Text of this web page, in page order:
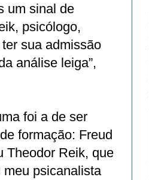
um sinal de
psicólogo,
sua admissão
análise leiga”,
foi a de ser
formação: Freud
Theodor Reik, que
psicanalista